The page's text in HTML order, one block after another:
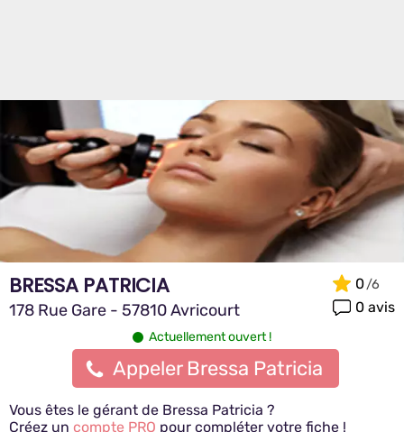
BRESSA PATRICIA
178 Rue Gare - 57810 Avricourt
0
0 avis
Actuellement ouvert !
Appeler Bressa Patricia
Vous êtes le gérant de Bressa Patricia ?
Créez un compte PRO pour compléter votre fiche !